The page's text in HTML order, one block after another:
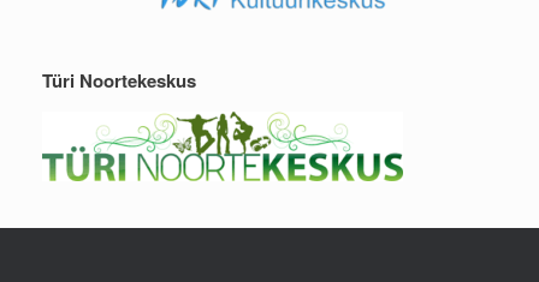
Türi Noortekeskus